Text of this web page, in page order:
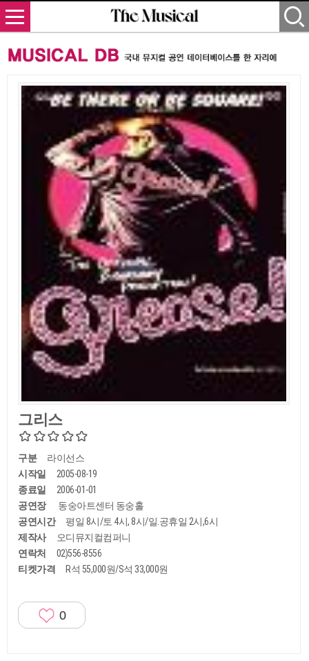
그리스
구분
라이선스
시작일
2005-08-19
종료일
2006-01-01
공연장
동숭아트센터 동숭홀
공연시간
평일 8시/토 4시, 8시/일.공휴일 2시,6시
제작사
오디뮤지컬컴퍼니
연락처
02)556-8556
티켓가격
R석 55,000원/S석 33,000원
0